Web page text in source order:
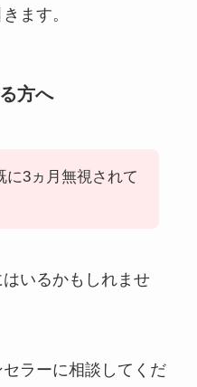
ます。
方へ
に3ヵ月無視されて
いるかもしれませ
ラーに相談してくだ